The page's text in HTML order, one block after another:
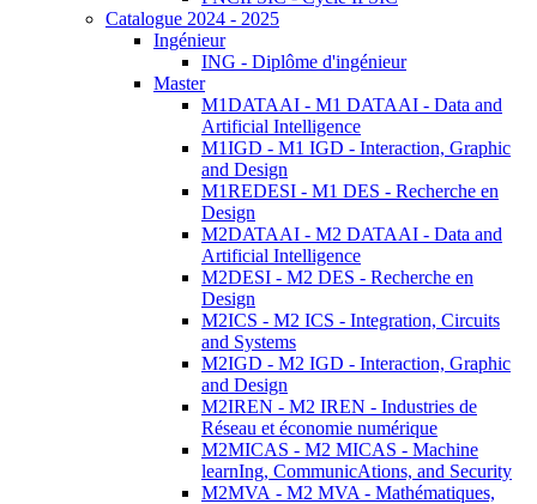
Catalogue 2024 - 2025
Ingénieur
ING - Diplôme d'ingénieur
Master
M1DATAAI - M1 DATAAI - Data and
Artificial Intelligence
M1IGD - M1 IGD - Interaction, Graphic
and Design
M1REDESI - M1 DES - Recherche en
Design
M2DATAAI - M2 DATAAI - Data and
Artificial Intelligence
M2DESI - M2 DES - Recherche en
Design
M2ICS - M2 ICS - Integration, Circuits
and Systems
M2IGD - M2 IGD - Interaction, Graphic
and Design
M2IREN - M2 IREN - Industries de
Réseau et économie numérique
M2MICAS - M2 MICAS - Machine
learnIng, CommunicAtions, and Security
M2MVA - M2 MVA - Mathématiques,